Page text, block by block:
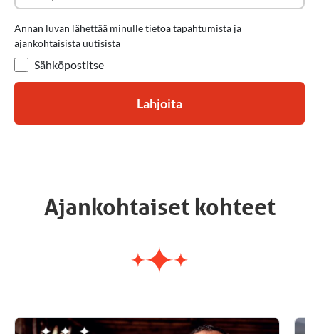
Annan luvan lähettää minulle tietoa tapahtumista ja
ajankohtaisista uutisista
Sähköpostitse
Lahjoita
Ajankohtaiset kohteet